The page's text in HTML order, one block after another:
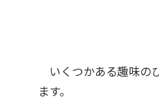
いくつかある趣味の
ます。